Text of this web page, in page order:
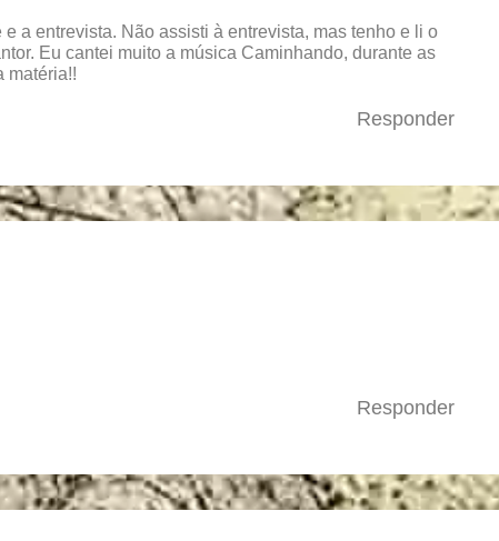
a entrevista. Não assisti à entrevista, mas tenho e li o
Eu cantei muito a música Caminhando, durante as
matéria!!
Responder
Responder